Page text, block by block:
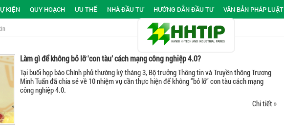
KIỆN QUY HOẠCH ƯU THẾ NHÀ ĐẦU TƯ HƯỚNG DẪN ĐẦU TƯ VĂN BẢN PHÁP LUẬT
Làm gì để không bỏ lỡ 'con tàu’ cách mạng công nghiệp 4.0?
Tại buổi họp báo Chính phủ thường kỳ tháng 3, Bộ trưởng Thông tin và Truyền thông Trương
Minh Tuấn đã chia sẻ về 10 nhiệm vụ cần thực hiện để không “bỏ lỡ” con tàu cách mạng
công nghiệp 4.0.
Chi tiết »